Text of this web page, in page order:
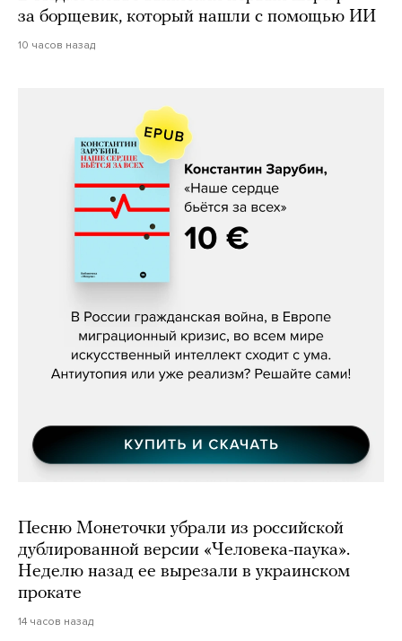
за борщевик, который нашли с помощью ИИ
10 часов назад
Константин Зарубин, «Наше сердце
Песню Монеточки убрали из российской
дублированной версии «Человека-паука».
Неделю назад ее вырезали в украинском
прокате
14 часов назад